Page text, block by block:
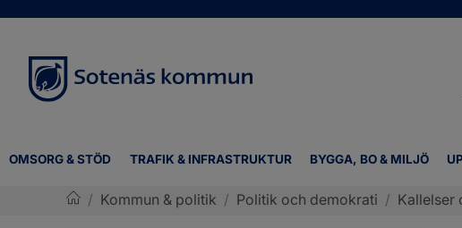
OMSORG & STÖD TRAFIK & INFRASTRUKTUR BYGGA, BO & MILJÖ
/ Kommun & politik / Politik och demokrati / Kallelser